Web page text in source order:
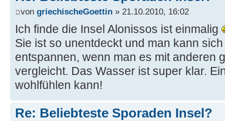
von griechischeGoettin » 21.10.2010, 16:02
Ich finde die Insel Alonissos ist einmalig
Sie ist so unentdeckt und man kann
entspannen, wenn man es mit anderen
vergleicht. Das Wasser ist super klar.
wohlfühlen kann!
Re: Beliebteste Sporaden Insel?